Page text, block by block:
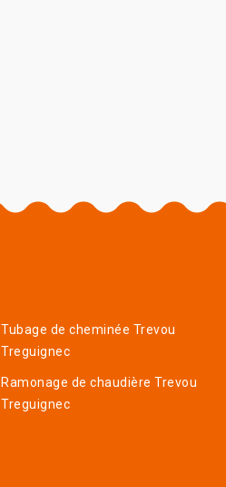
Tubage de cheminée Trevou
Treguignec
Ramonage de chaudière Trevou
Treguignec